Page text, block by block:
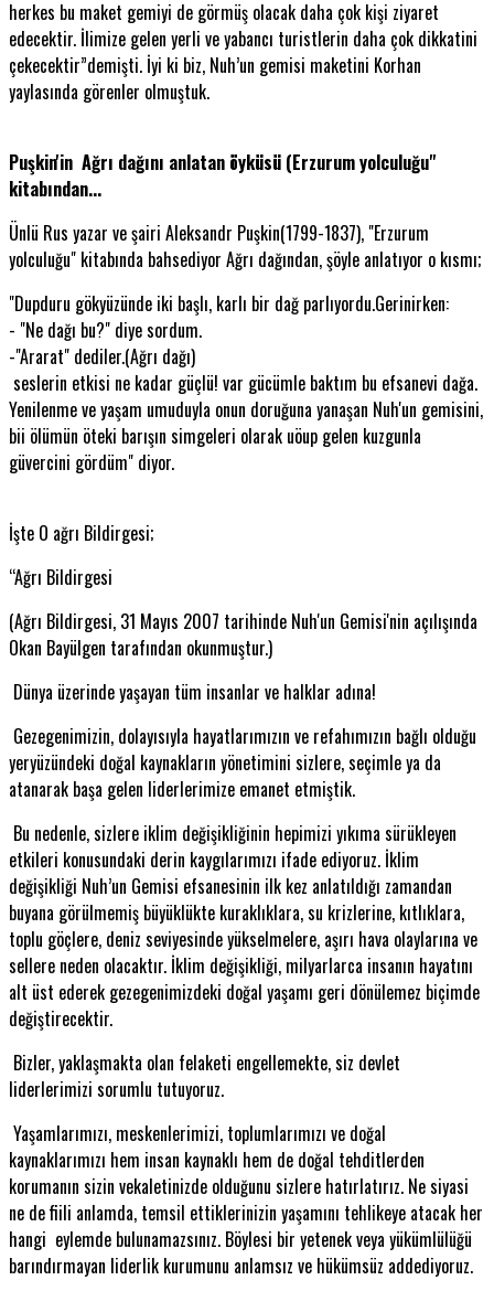
herkes bu maket gemiyi de görmüş olacak daha çok kişi ziyaret
edecektir. İlimize gelen yerli ve yabancı turistlerin daha çok dikkatini
çekecektir”demişti. İyi ki biz, Nuh’un gemisi maketini Korhan
yaylasında görenler olmuştuk.
Puşkin'in Ağrı dağını anlatan öyküsü (Erzurum yolculuğu"
kitabından...
Ünlü Rus yazar ve şairi Aleksandr Puşkin(1799-1837), "Erzurum
yolculuğu" kitabında bahsediyor Ağrı dağından, şöyle anlatıyor o kısmı;
"Dupduru gökyüzünde iki başlı, karlı bir dağ parlıyordu.Gerinirken:
- "Ne dağı bu?" diye sordum.
-"Ararat" dediler.(Ağrı dağı)
seslerin etkisi ne kadar güçlü! var gücümle baktım bu efsanevi dağa.
Yenilenme ve yaşam umuduyla onun doruğuna yanaşan Nuh'un gemisini,
bii ölümün öteki barışın simgeleri olarak uöup gelen kuzgunla
güvercini gördüm" diyor.
İşte O ağrı Bildirgesi;
“Ağrı Bildirgesi
(Ağrı Bildirgesi, 31 Mayıs 2007 tarihinde Nuh'un Gemisi'nin açılışında
Okan Bayülgen tarafından okunmuştur.)
Dünya üzerinde yaşayan tüm insanlar ve halklar adına!
Gezegenimizin, dolayısıyla hayatlarımızın ve refahımızın bağlı olduğu
yeryüzündeki doğal kaynakların yönetimini sizlere, seçimle ya da
atanarak başa gelen liderlerimize emanet etmiştik.
Bu nedenle, sizlere iklim değişikliğinin hepimizi yıkıma sürükleyen
etkileri konusundaki derin kaygılarımızı ifade ediyoruz. İklim
değişikliği Nuh’un Gemisi efsanesinin ilk kez anlatıldığı zamandan
buyana görülmemiş büyüklükte kuraklıklara, su krizlerine, kıtlıklara,
toplu göçlere, deniz seviyesinde yükselmelere, aşırı hava olaylarına ve
sellere neden olacaktır. İklim değişikliği, milyarlarca insanın hayatını
alt üst ederek gezegenimizdeki doğal yaşamı geri dönülemez biçimde
değiştirecektir.
Bizler, yaklaşmakta olan felaketi engellemekte, siz devlet
liderlerimizi sorumlu tutuyoruz.
Yaşamlarımızı, meskenlerimizi, toplumlarımızı ve doğal
kaynaklarımızı hem insan kaynaklı hem de doğal tehditlerden
korumanın sizin vekaletinizde olduğunu sizlere hatırlatırız. Ne siyasi
ne de fiili anlamda, temsil ettiklerinizin yaşamını tehlikeye atacak her
hangi eylemde bulunamazsınız. Böylesi bir yetenek veya yükümlülüğü
barındırmayan liderlik kurumunu anlamsız ve hükümsüz addediyoruz.